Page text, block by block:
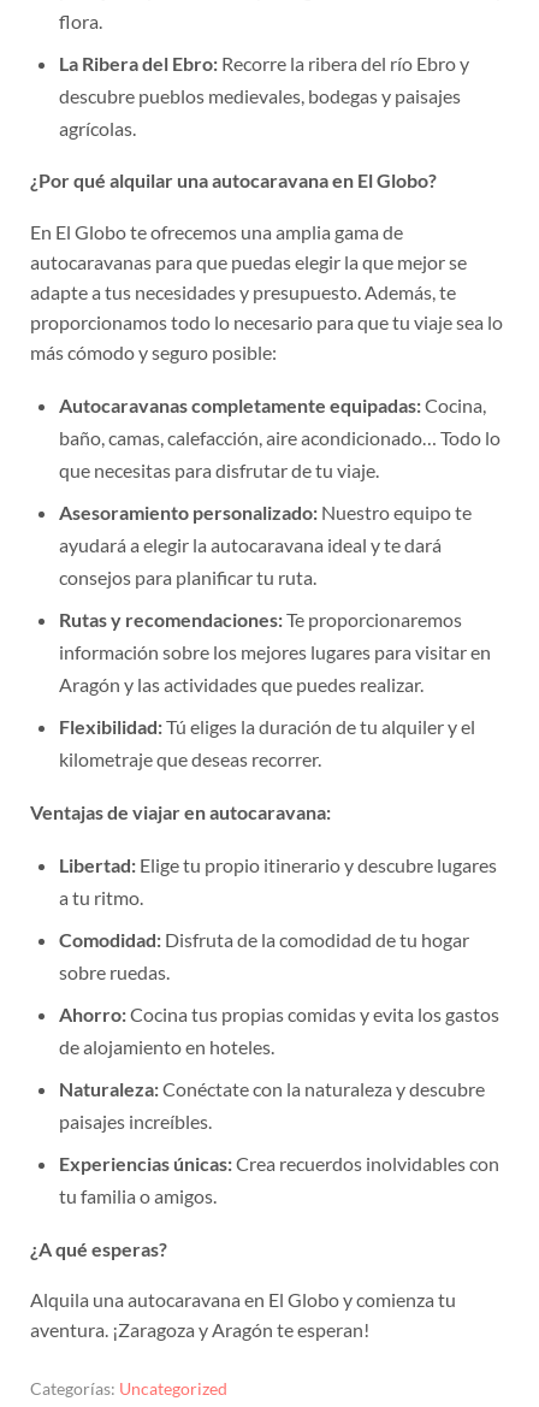
flora.
La Ribera del Ebro:Recorre la ribera del río Ebro y
descubre pueblos medievales, bodegas y paisajes
agrícolas.
¿Por qué alquilar una autocaravana en El Globo?
En El Globo te ofrecemos una amplia gama de
autocaravanas para que puedas elegir la que mejor se
adapte a tus necesidades y presupuesto. Además, te
proporcionamos todo lo necesario para que tu viaje sea lo
más cómodo y seguro posible:
Autocaravanas completamente equipadas:Cocina,
baño, camas, calefacción, aire acondicionado… Todo lo
que necesitas para disfrutar de tu viaje.
Asesoramiento personalizado:Nuestro equipo te
ayudará a elegir la autocaravana ideal y te dará
consejos para planificar tu ruta.
Rutas y recomendaciones:Te proporcionaremos
información sobre los mejores lugares para visitar en
Aragón y las actividades que puedes realizar.
Flexibilidad:Tú eliges la duración de tu alquiler y el
kilometraje que deseas recorrer.
Ventajas de viajar en autocaravana:
Libertad:Elige tu propio itinerario y descubre lugares
a tu ritmo.
Comodidad:Disfruta de la comodidad de tu hogar
sobre ruedas.
Ahorro:Cocina tus propias comidas y evita los gastos
de alojamiento en hoteles.
Naturaleza:Conéctate con la naturaleza y descubre
paisajes increíbles.
Experiencias únicas:Crea recuerdos inolvidables con
tu familia o amigos.
¿A qué esperas?
Alquila una autocaravana en El Globo y comienza tu
aventura. ¡Zaragoza y Aragón te esperan!
Categorías: Uncategorized